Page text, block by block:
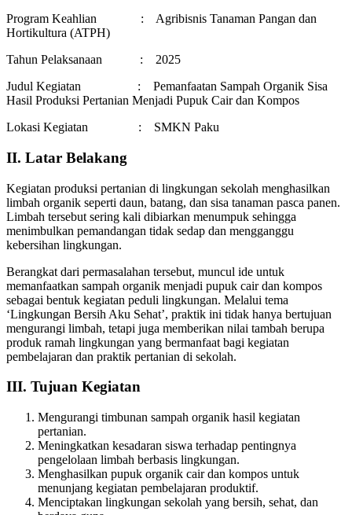
Program Keahlian : Agribisnis Tanaman Pangan dan
Hortikultura (ATPH)
Tahun Pelaksanaan : 2025
Judul Kegiatan : Pemanfaatan Sampah Organik Sisa
Hasil Produksi Pertanian Menjadi Pupuk Cair dan Kompos
Lokasi Kegiatan : SMKN Paku
II. Latar Belakang
Kegiatan produksi pertanian di lingkungan sekolah menghasilkan
limbah organik seperti daun, batang, dan sisa tanaman pasca panen.
Limbah tersebut sering kali dibiarkan menumpuk sehingga
menimbulkan pemandangan tidak sedap dan mengganggu
kebersihan lingkungan.
Berangkat dari permasalahan tersebut, muncul ide untuk
memanfaatkan sampah organik menjadi pupuk cair dan kompos
sebagai bentuk kegiatan peduli lingkungan. Melalui tema
‘Lingkungan Bersih Aku Sehat’, praktik ini tidak hanya bertujuan
mengurangi limbah, tetapi juga memberikan nilai tambah berupa
produk ramah lingkungan yang bermanfaat bagi kegiatan
pembelajaran dan praktik pertanian di sekolah.
III. Tujuan Kegiatan
Mengurangi timbunan sampah organik hasil kegiatan
pertanian.
Meningkatkan kesadaran siswa terhadap pentingnya
pengelolaan limbah berbasis lingkungan.
Menghasilkan pupuk organik cair dan kompos untuk
menunjang kegiatan pembelajaran produktif.
Menciptakan lingkungan sekolah yang bersih, sehat, dan